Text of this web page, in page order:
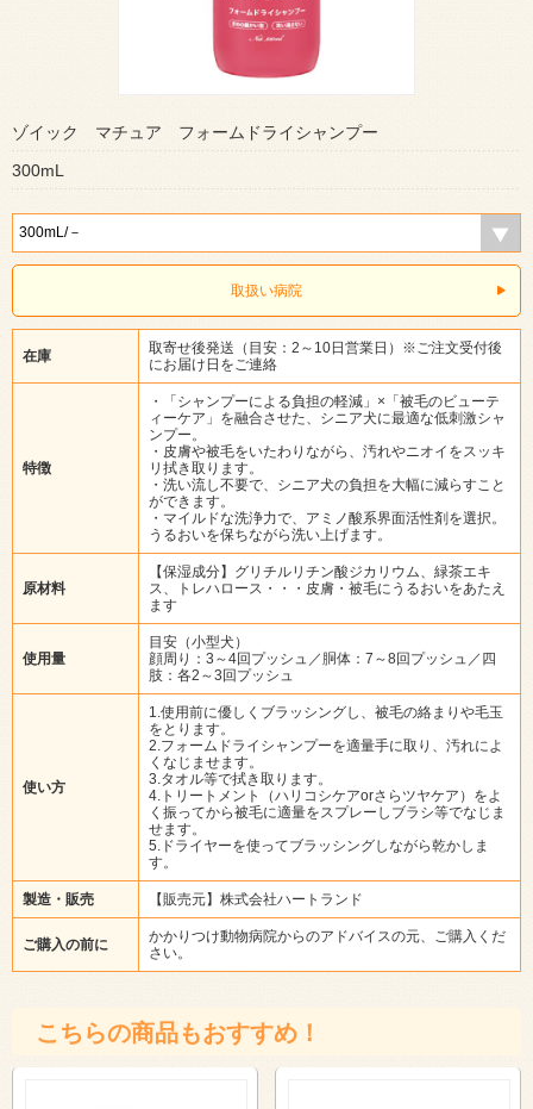
ゾイック マチュア フォームドライシャンプー
300mL
取扱い病院
在庫
取寄せ後発送（目安：2～10日営業日）※ご注文受付後
にお届け日をご連絡
特徴
・「シャンプーによる負担の軽減」×「被毛のビューテ
ィーケア」を融合させた、シニア犬に最適な低刺激シャ
ンプー。
・皮膚や被毛をいたわりながら、汚れやニオイをスッキ
リ拭き取ります。
・洗い流し不要で、シニア犬の負担を大幅に減らすこと
ができます。
・マイルドな洗浄力で、アミノ酸系界面活性剤を選択。
うるおいを保ちながら洗い上げます。
原材料
【保湿成分】グリチルリチン酸ジカリウム、緑茶エキ
ス、トレハロース・・・皮膚・被毛にうるおいをあたえ
ます
使用量
目安（小型犬）
顔周り：3～4回プッシュ／胴体：7～8回プッシュ／四
肢：各2～3回プッシュ
使い方
1.使用前に優しくブラッシングし、被毛の絡まりや毛玉
をとります。
2.フォームドライシャンプーを適量手に取り、汚れによ
くなじませます。
3.タオル等で拭き取ります。
4.トリートメント（ハリコシケアorさらツヤケア）をよ
く振ってから被毛に適量をスプレーしブラシ等でなじま
せます。
5.ドライヤーを使ってブラッシングしながら乾かしま
す。
製造・販売 【販売元】株式会社ハートランド
ご購入の前に
かかりつけ動物病院からのアドバイスの元、ご購入くだ
さい。
こちらの商品もおすすめ！